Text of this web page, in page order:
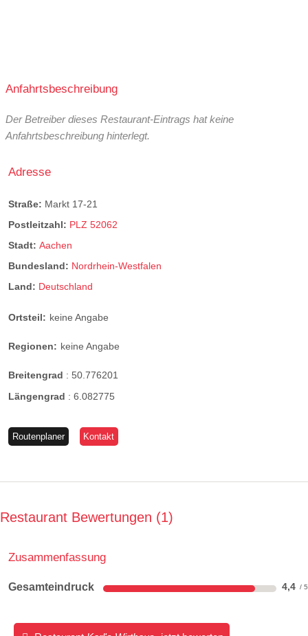
Anfahrtsbeschreibung
Der Betreiber dieses Restaurant-Eintrags hat keine
Anfahrtsbeschreibung hinterlegt.
Adresse
Straße: Markt 17-21
Postleitzahl: PLZ 52062
Stadt: Aachen
Bundesland: Nordrhein-Westfalen
Land: Deutschland
Ortsteil: keine Angabe
Regionen: keine Angabe
Breitengrad : 50.776201
Längengrad : 6.082775
Routenplaner Kontakt
Restaurant Bewertungen 1
Zusammenfassung
Gesamteindruck 4,4